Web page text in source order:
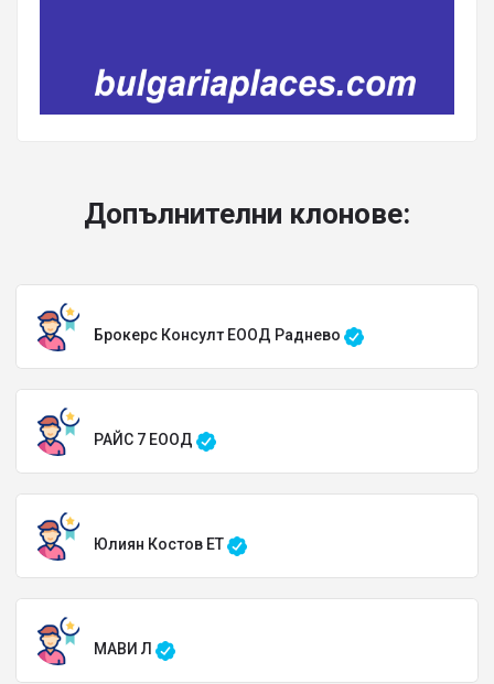
Допълнителни клонове:
Брокерс Консулт ЕООД Раднево
РАЙС 7 ЕООД
Юлиян Костов ЕТ
МАВИ Л